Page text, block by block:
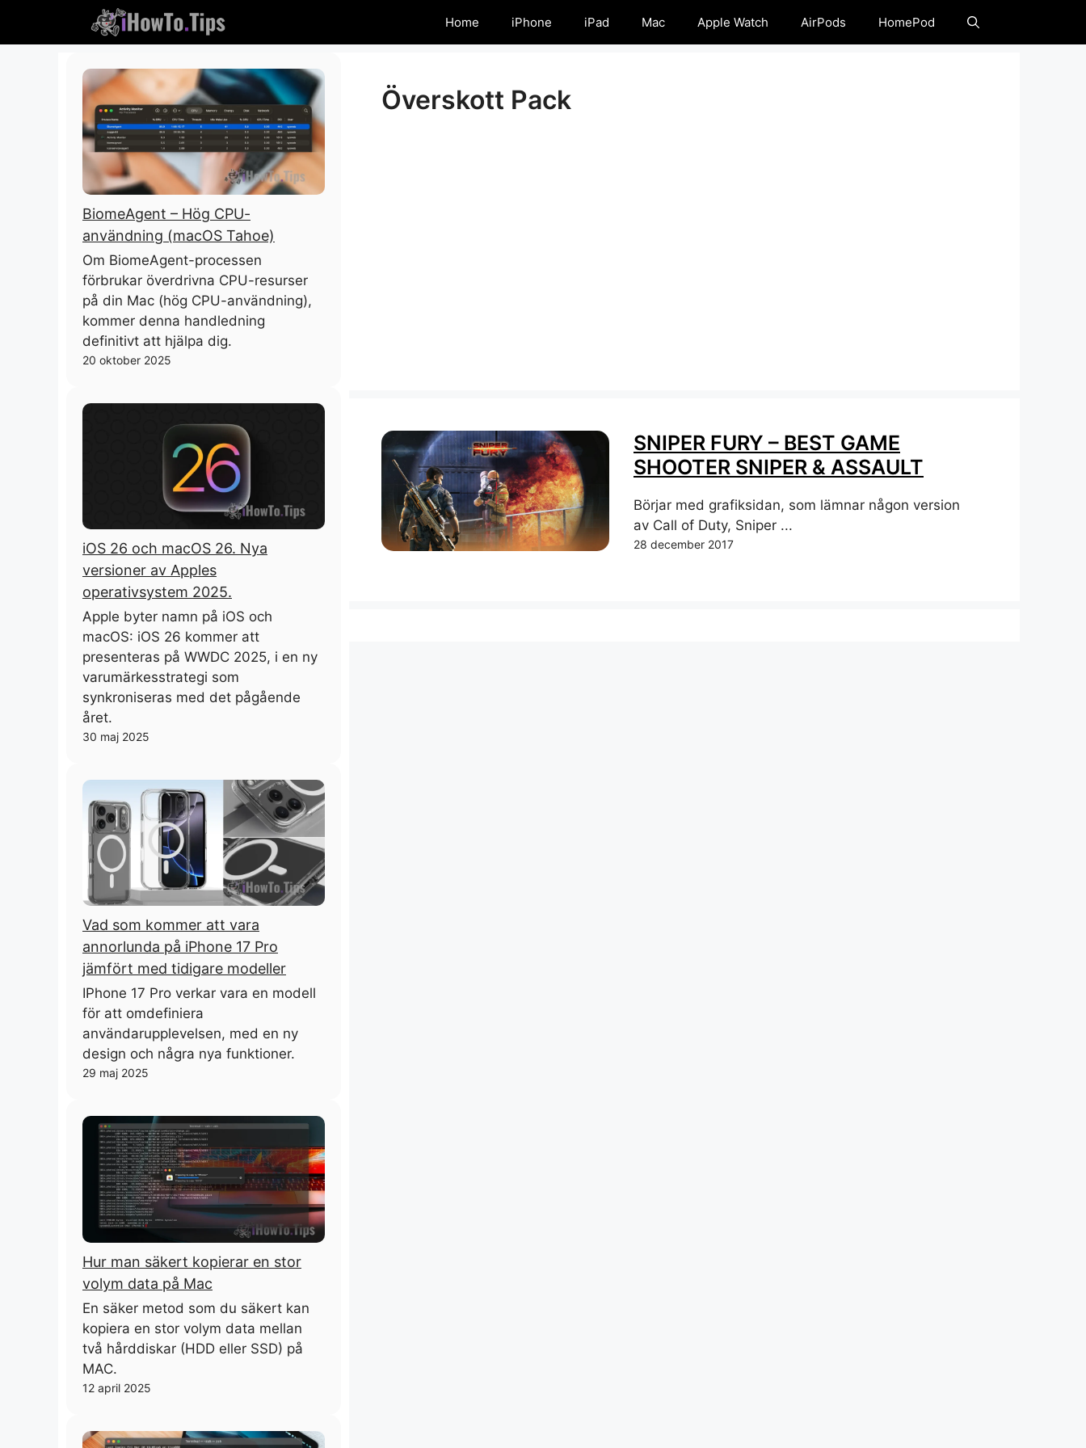
innehåll
Home iPhone iPad Mac Apple Watch AirPods HomePod
Överskott Pack
SNIPER FURY – BEST GAME
SHOOTER SNIPER & ASSAULT
Börjar med grafiksidan, som lämnar någon version
av Call of Duty, Sniper ...
28 december 2017
BiomeAgent – ​​Hög CPU-
användning (macOS Tahoe)
Om BiomeAgent-processen
förbrukar överdrivna CPU-resurser
på din Mac (hög CPU-användning),
kommer denna handledning
definitivt att hjälpa dig.
20 oktober 2025
iOS 26 och macOS 26. Nya
versioner av Apples
operativsystem 2025.
Apple byter namn på iOS och
macOS: iOS 26 kommer att
presenteras på WWDC 2025, i en ny
varumärkesstrategi som
synkroniseras med det pågående
året.
30 maj 2025
Vad som kommer att vara
annorlunda på iPhone 17 Pro
jämfört med tidigare modeller
IPhone 17 Pro verkar vara en modell
för att omdefiniera
användarupplevelsen, med en ny
design och några nya funktioner.
29 maj 2025
Hur man säkert kopierar en stor
volym data på Mac
En säker metod som du säkert kan
kopiera en stor volym data mellan
två hårddiskar (HDD eller SSD) på
MAC.
12 april 2025